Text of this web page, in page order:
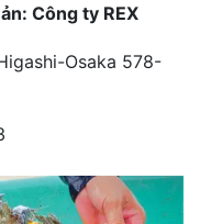
Công ty REX
Osaka 578-